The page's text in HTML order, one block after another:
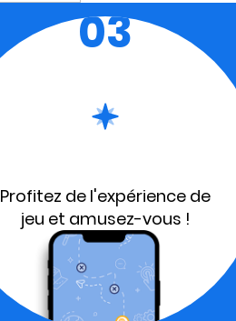
03
Profitez de l'expérience de
jeu et amusez-vous !